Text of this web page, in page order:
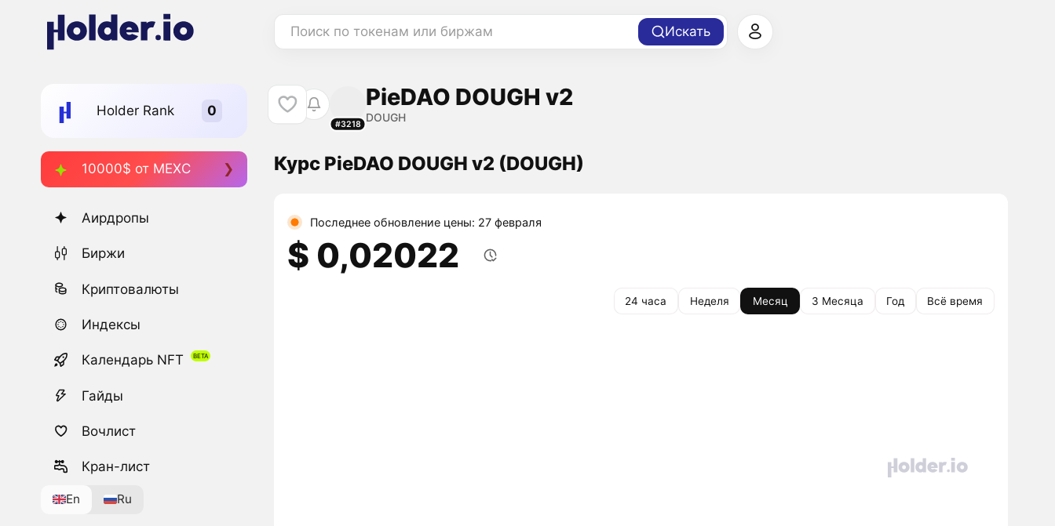
Поиск по токенам или биржам Искать
Holder Rank
10000$ от MEXC
Аирдропы
Биржи
Криптовалюты
Индексы
Календарь NFT
Гайды
Вочлист
Кран-лист
En Ru
#3218
PieDAO DOUGH v2
DOUGH
Курс PieDAO DOUGH v2 (DOUGH)
Последнее обновление цены: 27 февраля
$ 0,02022
24 часа Неделя Месяц 3 Месяца Год Всё время